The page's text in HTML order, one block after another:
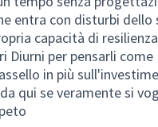
entra con disturbi
capacità di
Diurni per pensarli
in più
qui se veramente si